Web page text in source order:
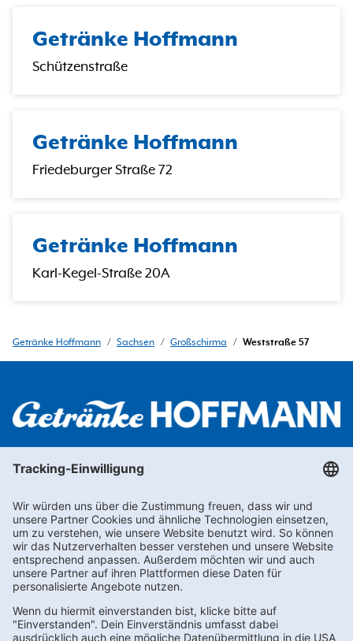
Getränke Hoffmann
Schützenstraße
Getränke Hoffmann
Friedeburger Straße 72
Getränke Hoffmann
Karl-Kegel-Straße 20A
Getränke Hoffmann / Sachsen / Großschirma / Weststraße 57
Newsletter abonnieren
Kontakt
FAQs
Karriere